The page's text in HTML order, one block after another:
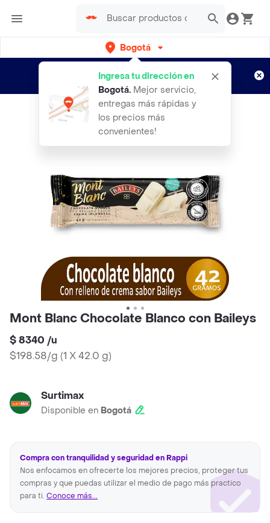
Bogotá
Ingresa tu dirección en
Bogotá. Mejor servicio,
entregas más rápidas y
los precios más
convenientes!
envíos gratis por semanas
Aplican TyC
Mont Blanc Chocolate Blanco con Baileys
$ 8340 /u
$198.58/g (1 X 42.0 g)
Surtimax
Disponible en Bogotá
Compra con tranquilidad y seguridad en Rappi
Nos enfocamos en ofrecerte los mejores precios, proteger tus
compras y que puedas utilizar el medio de pago más practico
para ti. Conoce más...